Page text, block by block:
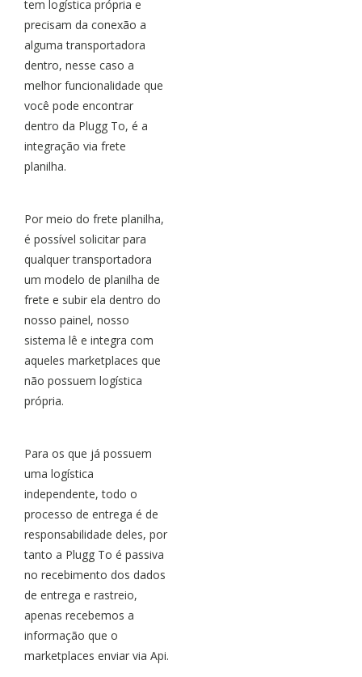
tem logística própria e
precisam da conexão a
alguma transportadora
dentro, nesse caso a
melhor funcionalidade que
você pode encontrar
dentro da Plugg To, é a
integração via frete
planilha.
Por meio do frete planilha,
é possível solicitar para
qualquer transportadora
um modelo de planilha de
frete e subir ela dentro do
nosso painel, nosso
sistema lê e integra com
aqueles marketplaces que
não possuem logística
própria.
Para os que já possuem
uma logística
independente, todo o
processo de entrega é de
responsabilidade deles, por
tanto a Plugg To é passiva
no recebimento dos dados
de entrega e rastreio,
apenas recebemos a
informação que o
marketplaces enviar via Api.